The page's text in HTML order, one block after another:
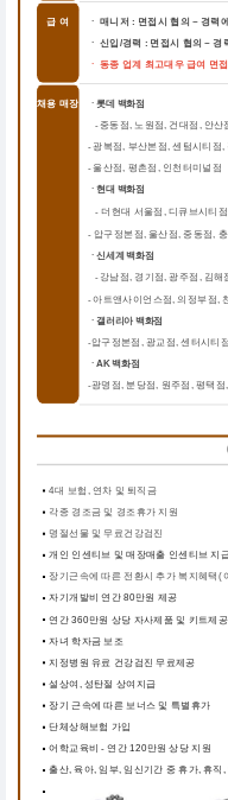
급 여
ㆍ 매니저 : 면접시 협의 ~ 경력
ㆍ 신입/경력 : 면접시 협의 ~
ㆍ 동종 업계 최고대우 급여 면
채용 매장 ㆍ롯데 백화점
-중동점, 노원점, 건대점, 안산
-광복점, 부산본점, 센텀시티점
-울산점, 평촌점, 인천터미널점
ㆍ현대 백화점
- 더현대 서울점, 디큐브시티
- 압구정본점, 울산점, 중동점,
ㆍ신세계 백화점
- 강남점, 경기점, 광주점, 김해
-아트앤사이언스점, 의정부점,
ㆍ갤러리아 백화점
-압구정본점, 광교점, 센터시티
ㆍAK 백화점
-광명점, 분당점, 원주점, 평택점
4대 보험, 연차 및 퇴직금
각종 경조금 및 경조휴가 지원
명절선물 및 무료건강검진
개인 인센티브 및 매장매출 인센티브 지
장기근속에 따른 전환시 추가 복지혜택(
자기개발비 연간 80만원 제공
연간 360만원 상당 자사제품 및 키트제공
자녀 학자금 보조
지정병원 유료 건강검진 무료제공
설상여, 성탄절 상여지급
장기 근속에 따른 보너스 및 특별휴가
단체상해보험 가입
어학교육비 - 연간 120만원 상당 지원
출산, 육아, 임부, 임신기간 중 휴가, 휴직